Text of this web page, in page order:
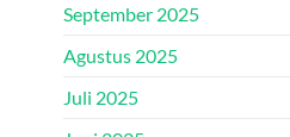
September 2025
Agustus 2025
Juli 2025